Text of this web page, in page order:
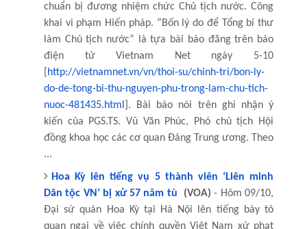
chuẩn bị đương nhiệm chức Chủ tịch nước. Công
khai vi phạm Hiến pháp. “Bốn lý do để Tổng bí thư
làm Chủ tịch nước” là tựa bài báo đăng trên báo
điện tử Vietnam Net ngày 5-10
http://vietnamnet.vn/vn/thoi-su/chinh-tri/bon-ly-
do-de-tong-bi-thu-nguyen-phu-trong-lam-chu-tich-
nuoc-481435.html
. Bài báo nói trên ghi nhận ý
kiến của PGS.TS. Vũ Văn Phúc, Phó chủ tịch Hội
đồng khoa học các cơ quan Đảng Trung ương. Theo
...
Hoa Kỳ lên tiếng vụ 5 thành viên ‘Liên minh
Dân tộc VN’ bị xử 57 năm tù
(VOA) - Hôm 09/10,
Đại sứ quán Hoa Kỳ tại Hà Nội lên tiếng bày tỏ
quan ngại về việc chính quyền Việt Nam xử phạt